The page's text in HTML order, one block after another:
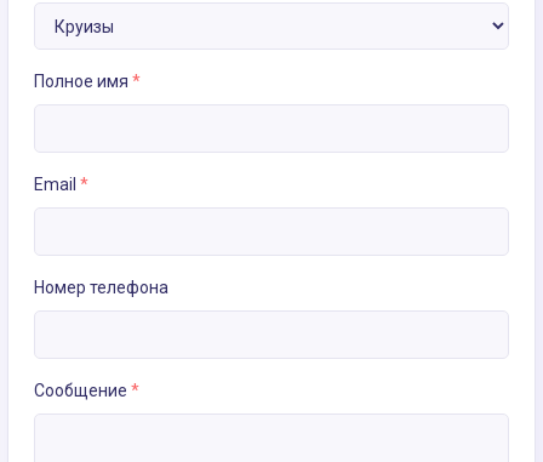
Полное имя *
Email *
Номер телефона
Сообщение *